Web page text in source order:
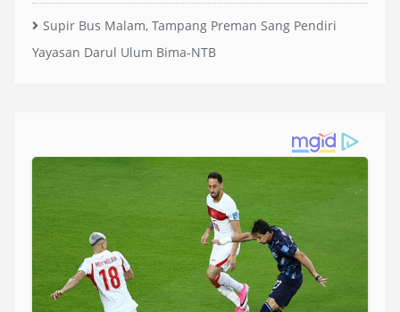
Supir Bus Malam, Tampang Preman Sang Pendiri
Yayasan Darul Ulum Bima-NTB